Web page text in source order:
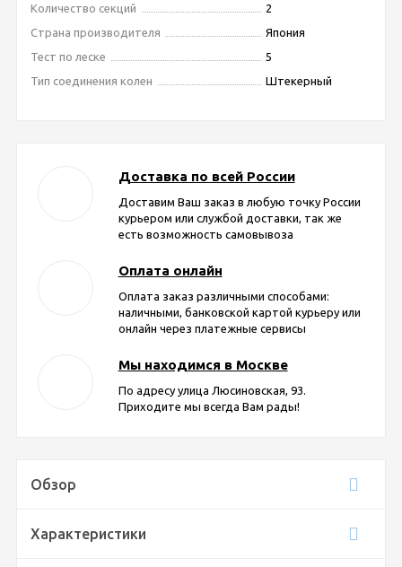
Количество секций
2
Страна производителя
Япония
Тест по леске
5
Тип соединения колен
Штекерный
Доставка по всей России
Доставим Ваш заказ в любую точку России
курьером или службой доставки, так же
есть возможность самовывоза
Оплата онлайн
Оплата заказ различными способами:
наличными, банковской картой курьеру или
онлайн через платежные сервисы
Мы находимся в Москве
По адресу улица Люсиновская, 93.
Приходите мы всегда Вам рады!
Обзор
Характеристики